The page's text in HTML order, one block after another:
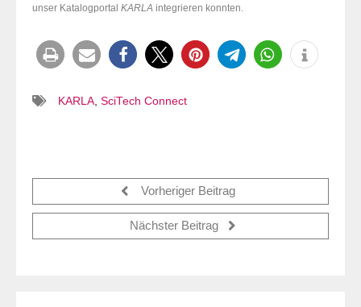
unser Katalogportal KARLA integrieren konnten.
KARLA, SciTech Connect
Vorheriger Beitrag
Nächster Beitrag